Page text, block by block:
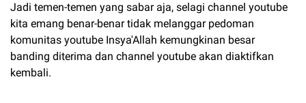
Jadi temen-temen yang sabar aja, selagi channel youtube
kita emang benar-benar tidak melanggar pedoman
komunitas youtube Insya'Allah kemungkinan besar
banding diterima dan channel youtube akan diaktifkan
kembali.